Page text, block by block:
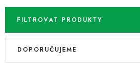
FILTROVAT PRODUKTY
V
Ř
DOPORUČUJEME